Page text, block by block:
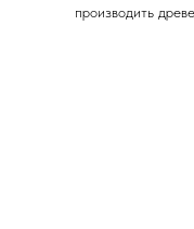
производить